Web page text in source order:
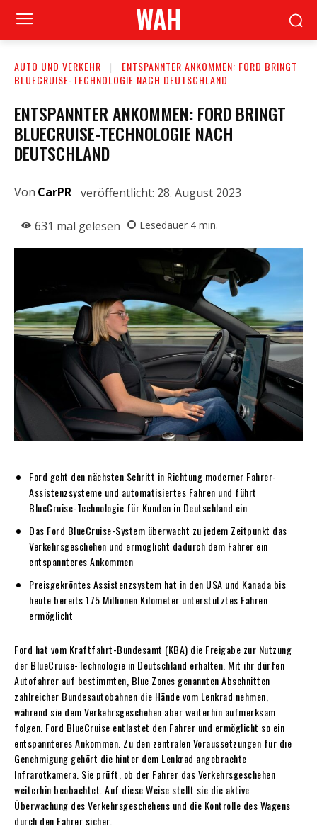
WAH
AUTO UND VERKEHR
ENTSPANNTER ANKOMMEN: FORD BRINGT
BLUECRUISE-TECHNOLOGIE NACH DEUTSCHLAND
ENTSPANNTER ANKOMMEN: FORD BRINGT
BLUECRUISE-TECHNOLOGIE NACH
DEUTSCHLAND
Von CarPR veröffentlicht: 28. August 2023
631 mal gelesen Lesedauer 4 min.
Ford geht den nächsten Schritt in Richtung moderner Fahrer-
Assistenzsysteme und automatisiertes Fahren und führt
BlueCruise-Technologie für Kunden in Deutschland ein
Das Ford BlueCruise-System überwacht zu jedem Zeitpunkt das
Verkehrsgeschehen und ermöglicht dadurch dem Fahrer ein
entspannteres Ankommen
Preisgekröntes Assistenzsystem hat in den USA und Kanada bis
heute bereits 175 Millionen Kilometer unterstütztes Fahren
ermöglicht
Ford hat vom Kraftfahrt-Bundesamt (KBA) die Freigabe zur Nutzung
der BlueCruise-Technologie in Deutschland erhalten. Mit ihr dürfen
Autofahrer auf bestimmten, Blue Zones genannten Abschnitten
zahlreicher Bundesautobahnen die Hände vom Lenkrad nehmen,
während sie dem Verkehrsgeschehen aber weiterhin aufmerksam
folgen. Ford BlueCruise entlastet den Fahrer und ermöglicht so ein
entspannteres Ankommen. Zu den zentralen Voraussetzungen für die
Genehmigung gehört die hinter dem Lenkrad angebrachte
Infrarotkamera. Sie prüft, ob der Fahrer das Verkehrsgeschehen
weiterhin beobachtet. Auf diese Weise stellt sie die aktive
Überwachung des Verkehrsgeschehens und die Kontrolle des Wagens
durch den Fahrer sicher.